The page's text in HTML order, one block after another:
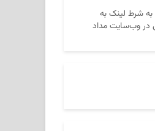
به شرط لینک به
در وب‌سایت مداد